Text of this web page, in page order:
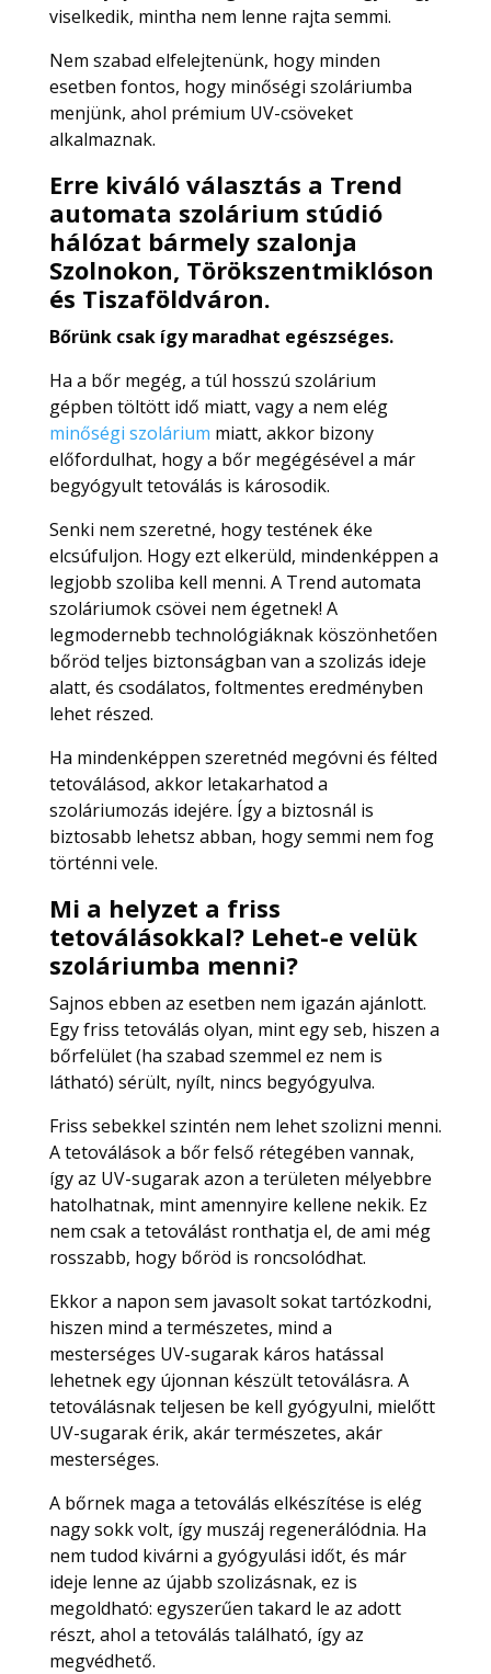
viselkedik, mintha nem lenne rajta semmi.
Nem szabad elfelejtenünk, hogy minden
esetben fontos, hogy minőségi szoláriumba
menjünk, ahol prémium UV-csöveket
alkalmaznak.
Erre kiváló választás a Trend
automata szolárium stúdió
hálózat bármely szalonja
Szolnokon, Törökszentmiklóson
és Tiszaföldváron.
Bőrünk csak így maradhat egészséges.
Ha a bőr megég, a túl hosszú szolárium
gépben töltött idő miatt, vagy a nem elég
minőségi szolárium miatt, akkor bizony
előfordulhat, hogy a bőr megégésével a már
begyógyult tetoválás is károsodik.
Senki nem szeretné, hogy testének éke
elcsúfuljon. Hogy ezt elkerüld, mindenképpen a
legjobb szoliba kell menni. A Trend automata
szoláriumok csövei nem égetnek! A
legmodernebb technológiáknak köszönhetően
bőröd teljes biztonságban van a szolizás ideje
alatt, és csodálatos, foltmentes eredményben
lehet részed.
Ha mindenképpen szeretnéd megóvni és félted
tetoválásod, akkor letakarhatod a
szoláriumozás idejére. Így a biztosnál is
biztosabb lehetsz abban, hogy semmi nem fog
történni vele.
Mi a helyzet a friss
tetoválásokkal? Lehet-e velük
szoláriumba menni?
Sajnos ebben az esetben nem igazán ajánlott.
Egy friss tetoválás olyan, mint egy seb, hiszen a
bőrfelület (ha szabad szemmel ez nem is
látható) sérült, nyílt, nincs begyógyulva.
Friss sebekkel szintén nem lehet szolizni menni.
A tetoválások a bőr felső rétegében vannak,
így az UV-sugarak azon a területen mélyebbre
hatolhatnak, mint amennyire kellene nekik. Ez
nem csak a tetoválást ronthatja el, de ami még
rosszabb, hogy bőröd is roncsolódhat.
Ekkor a napon sem javasolt sokat tartózkodni,
hiszen mind a természetes, mind a
mesterséges UV-sugarak káros hatással
lehetnek egy újonnan készült tetoválásra. A
tetoválásnak teljesen be kell gyógyulni, mielőtt
UV-sugarak érik, akár természetes, akár
mesterséges.
A bőrnek maga a tetoválás elkészítése is elég
nagy sokk volt, így muszáj regenerálódnia. Ha
nem tudod kivárni a gyógyulási időt, és már
ideje lenne az újabb szolizásnak, ez is
megoldható: egyszerűen takard le az adott
részt, ahol a tetoválás található, így az
megvédhető.